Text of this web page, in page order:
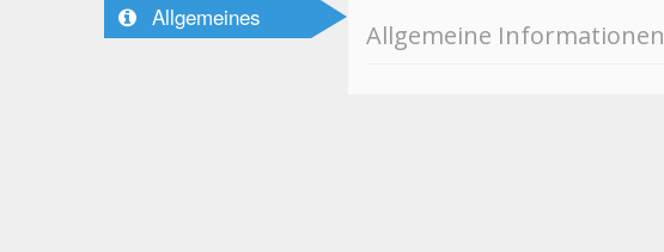
Allgemeines
Allgemeine Informationen